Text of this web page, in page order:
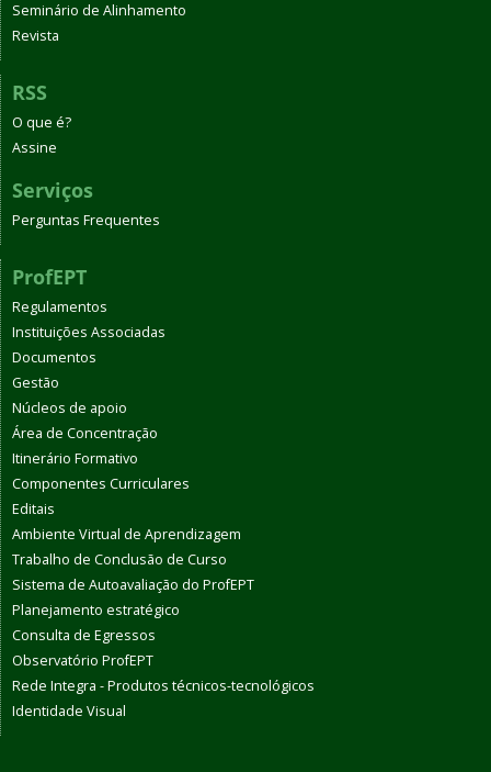
Seminário de Alinhamento
Revista
RSS
O que é?
Assine
Serviços
Perguntas Frequentes
ProfEPT
Regulamentos
Instituições Associadas
Documentos
Gestão
Núcleos de apoio
Área de Concentração
Itinerário Formativo
Componentes Curriculares
Editais
Ambiente Virtual de Aprendizagem
Trabalho de Conclusão de Curso
Sistema de Autoavaliação do ProfEPT
Planejamento estratégico
Consulta de Egressos
Observatório ProfEPT
Rede Integra - Produtos técnicos-tecnológicos
Identidade Visual